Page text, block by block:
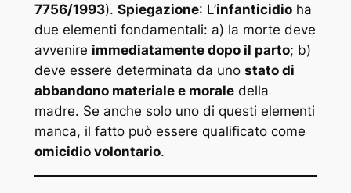
7756/1993). Spiegazione: L’infanticidioha
due elementi fondamentali: a) la morte deve
avvenire immediatamente dopo il parto; b)
deve essere determinata da uno stato di
abbandono materiale e moraledella
madre. Se anche solo uno di questi elementi
manca, il fatto può essere qualificato come
omicidio volontario.